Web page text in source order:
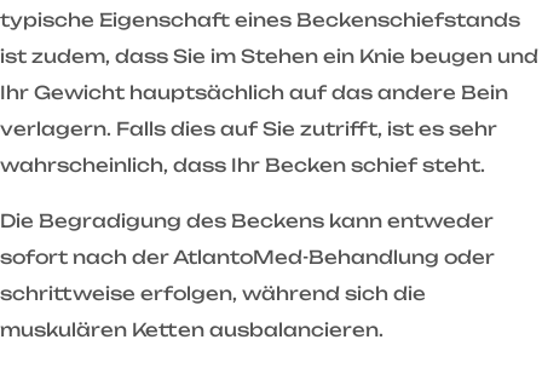
typische Eigenschaft eines Beckenschiefstands
ist zudem, dass Sie im Stehen ein Knie beugen und
Ihr Gewicht hauptsächlich auf das andere Bein
verlagern. Falls dies auf Sie zutrifft, ist es sehr
wahrscheinlich, dass Ihr Becken schief steht.
Die Begradigung des Beckens kann entweder
sofort nach der AtlantoMed-Behandlung oder
schrittweise erfolgen, während sich die
muskulären Ketten ausbalancieren.